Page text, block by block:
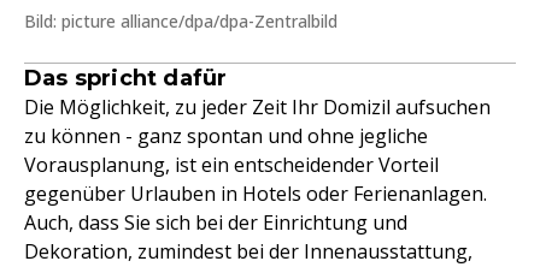
Bild: picture alliance/dpa/dpa-Zentralbild
Das spricht dafür
Die Möglichkeit, zu jeder Zeit Ihr Domizil aufsuchen
zu können - ganz spontan und ohne jegliche
Vorausplanung, ist ein entscheidender Vorteil
gegenüber Urlauben in Hotels oder Ferienanlagen.
Auch, dass Sie sich bei der Einrichtung und
Dekoration, zumindest bei der Innenausstattung,